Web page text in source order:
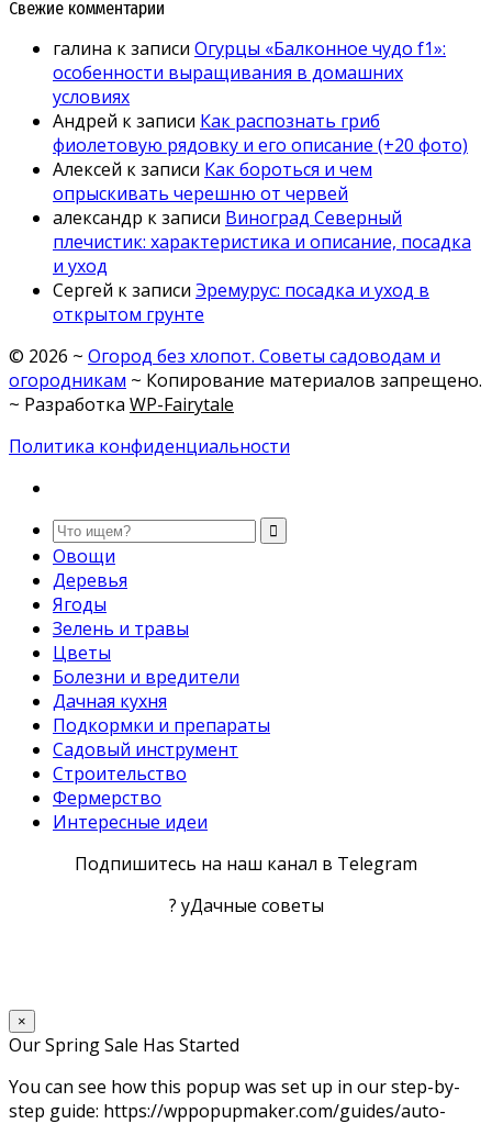
Свежие комментарии
галина к записи Огурцы «Балконное чудо f1»:
особенности выращивания в домашних
условиях
Андрей к записи Как распознать гриб
фиолетовую рядовку и его описание (+20 фото)
Алексей к записи Как бороться и чем
опрыскивать черешню от червей
александр к записи Виноград Северный
плечистик: характеристика и описание, посадка
и уход
Сергей к записи Эремурус: посадка и уход в
открытом грунте
© 2026 ~ Огород без хлопот. Советы садоводам и
огородникам ~ Копирование материалов запрещено.
~ Разработка WP-Fairytale
Политика конфиденциальности
Овощи
Деревья
Ягоды
Зелень и травы
Цветы
Болезни и вредители
Дачная кухня
Подкормки и препараты
Садовый инструмент
Строительство
Фермерство
Интересные идеи
Подпишитесь на наш канал в Telegram
? уДачные советы
×
Our Spring Sale Has Started
You can see how this popup was set up in our step-by-
step guide: https://wppopupmaker.com/guides/auto-